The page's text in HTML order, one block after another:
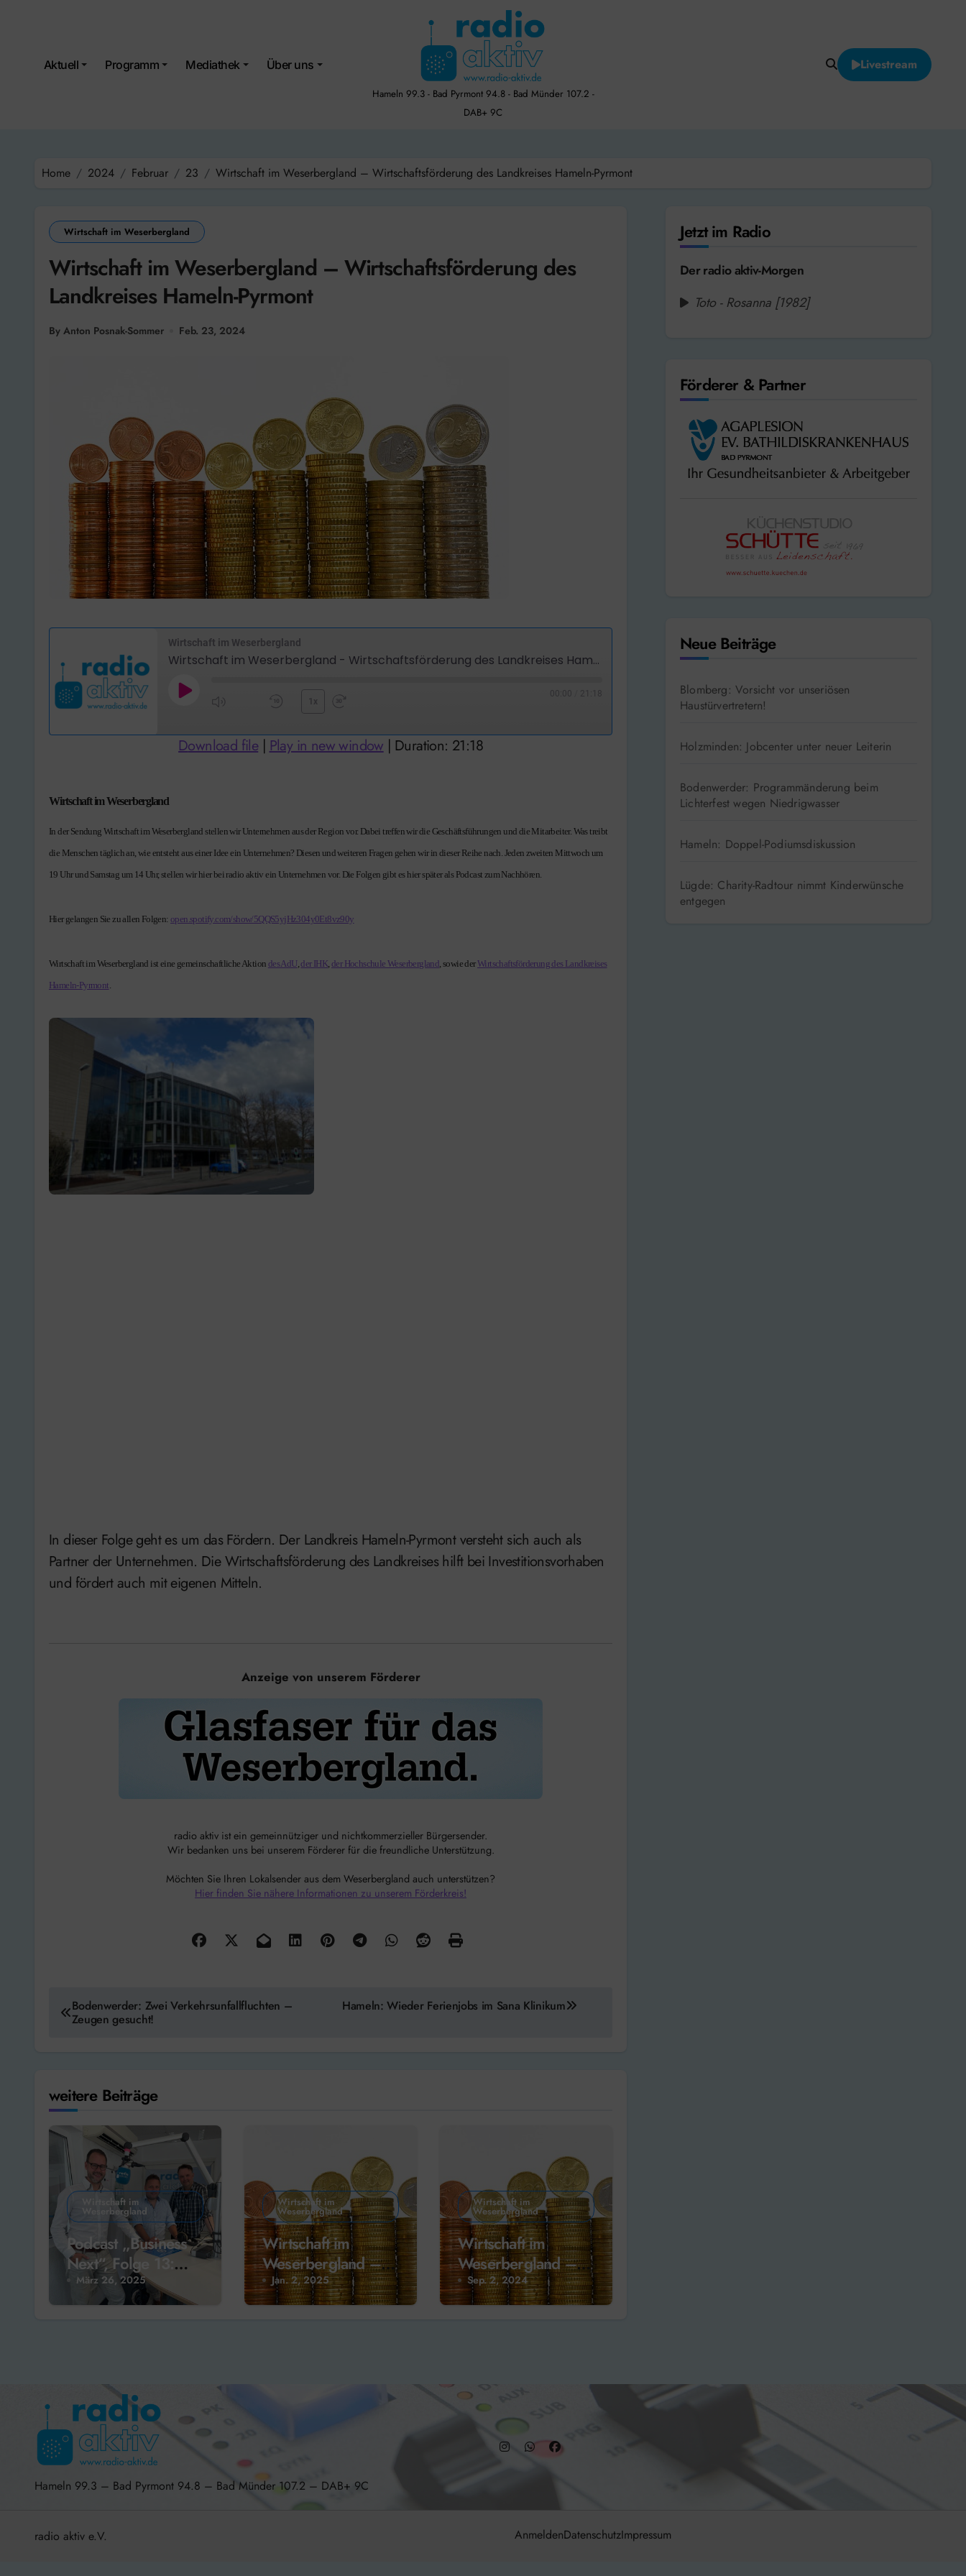
Aktuell Programm Mediathek Über uns
Hameln 99.3 - Bad Pyrmont 94.8 - Bad Münder 107.2 -
DAB+ 9C
Livestream
Home 2024 Februar 23 Wirtschaft im Weserbergland – Wirtschaftsförderung des Landkreises Hameln-Pyrmont
Wirtschaft im Weserbergland
Wirtschaft im Weserbergland – Wirtschaftsförderung des
Landkreises Hameln-Pyrmont
By Anton Posnak-Sommer Feb. 23, 2024
Wirtschaft im Weserbergland
Wirtschaft im Weserbergland - Wirtschaftsförderung des Landkreises Hameln-Pyrmont
Play
Mute/Unmute
Episode
Rewind
10
Seconds
1x
Forward
30
00:00 21:18
Download file| Play in new window | Duration: 21:18
Wirtschaft im Weserbergland
In der Sendung Wirtschaft im Weserbergland stellen wir Unternehmen aus der Region vor. Dabei treffen wir die Geschäftsführungen und die Mitarbeiter. Was treibt
die Menschen täglich an, wie entsteht aus einer Idee ein Unternehmen? Diesen und weiteren Fragen gehen wir in dieser Reihe nach. Jeden zweiten Mittwoch um
19 Uhr und Samstag um 14 Uhr, stellen wir hier bei radio aktiv ein Unternehmen vor. Die Folgen gibt es hier später als Podcast zum Nachhören.
Hier gelangen Sie zu allen Folgen: open.spotify.com/show/5QQS5yjHz304y0Et8vz90y
Wirtschaft im Weserbergland ist eine gemeinschaftliche Aktion des AdU ,der IHK ,der Hochschule Weserbergland , sowie derWirtschaftsförderung des Landkreises
Hameln-Pyrmont
In dieser Folge geht es um das Fördern. Der Landkreis Hameln-Pyrmont versteht sich auch als
Partner der Unternehmen. Die Wirtschaftsförderung des Landkreises hilft bei Investitionsvorhaben
und fördert auch mit eigenen Mitteln.
Anzeige von unserem Förderer
radio aktiv ist ein gemeinnütziger und nichtkommerzieller Bürgersender.
Wir bedanken uns bei unserem Förderer für die freundliche Unterstützung.
Möchten Sie Ihren Lokalsender aus dem Weserbergland auch unterstützen?
Hier finden Sie nähere Informationen zu unserem Förderkreis!
Beitragsnavigation
Bodenwerder: Zwei Verkehrsunfallfluchten –
Zeugen gesucht!
Hameln: Wieder Ferienjobs im Sana Klinikum
weitere Beiträge
Wirtschaft im
Weserbergland
Podcast „Business
Next“, Folge 13:
„Digitale
Transformation des
März 26, 2025
Wirtschaft im
Weserbergland
Wirtschaft im
Weserbergland –
Elektroma
Jan. 2, 2025
Wirtschaft im
Weserbergland
Wirtschaft im
Weserbergland –
Neudorff
Sep. 2, 2024
Jetzt im Radio
Der radio aktiv-Morgen
Toto - Rosanna [1982]
Förderer & Partner
Neue Beiträge
Blomberg: Vorsicht vor unseriösen
Haustürvertretern!
Holzminden: Jobcenter unter neuer Leiterin
Bodenwerder: Programmänderung beim
Lichterfest wegen Niedrigwasser
Hameln: Doppel-Podiumsdiskussion
Lügde: Charity-Radtour nimmt Kinderwünsche
entgegen
Hameln 99.3 – Bad Pyrmont 94.8 – Bad Münder 107.2 – DAB+ 9C
radio aktiv e.V. AnmeldenDatenschutzImpressum